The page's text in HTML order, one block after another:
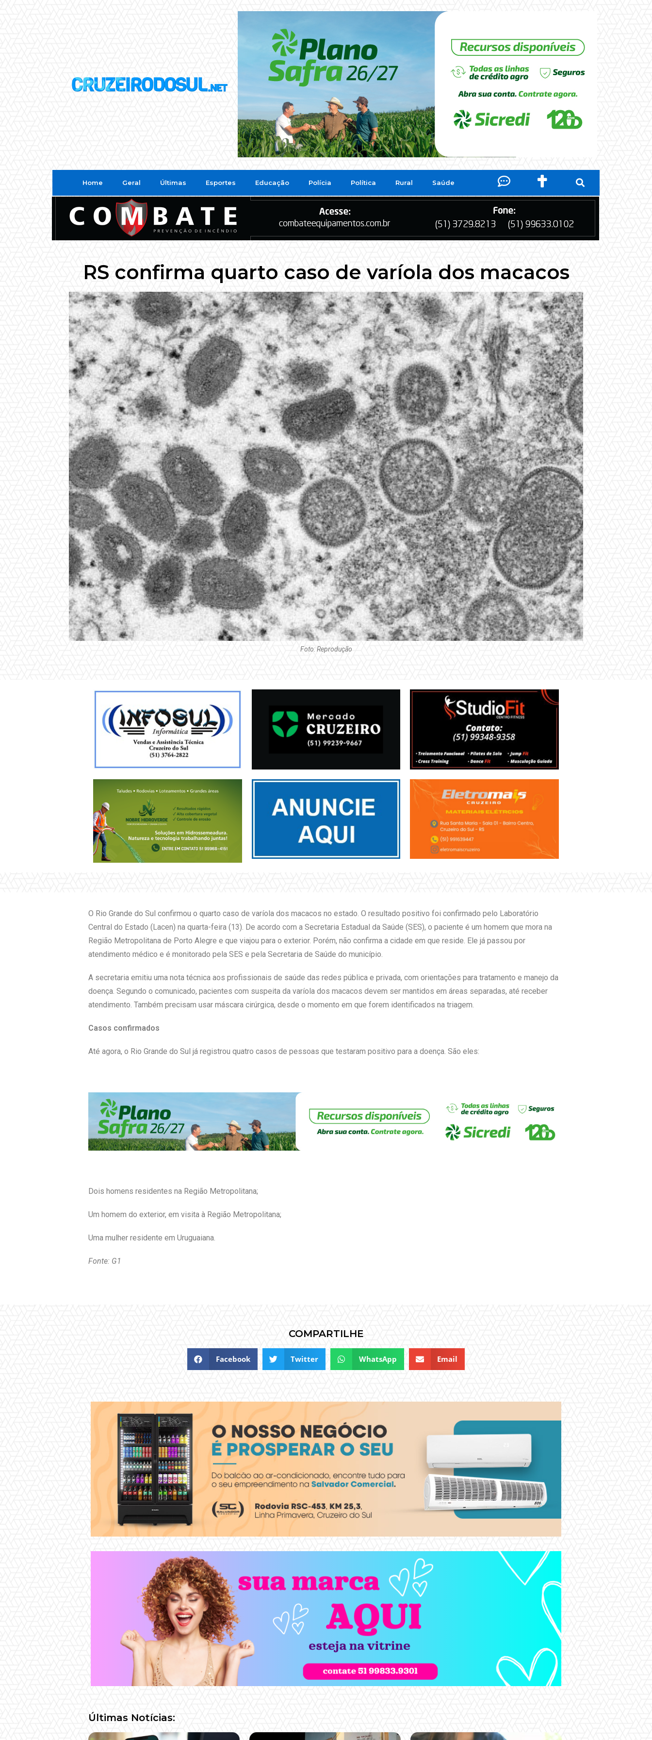
Home Geral Últimas Esportes Educação Polícia Política Rural Saúde
RS confirma quarto caso de varíola dos macacos
Foto: Reprodução
O Rio Grande do Sul confirmou o quarto caso de varíola dos macacos no estado. O resultado positivo foi confirmado pelo Laboratório
Central do Estado (Lacen) na quarta-feira (13). De acordo com a Secretaria Estadual da Saúde (SES), o paciente é um homem que mora na
Região Metropolitana de Porto Alegre e que viajou para o exterior. Porém, não confirma a cidade em que reside. Ele já passou por
atendimento médico e é monitorado pela SES e pela Secretaria de Saúde do município.
A secretaria emitiu uma nota técnica aos profissionais de saúde das redes pública e privada, com orientações para tratamento e manejo da
doença. Segundo o comunicado, pacientes com suspeita da varíola dos macacos devem ser mantidos em áreas separadas, até receber
atendimento. Também precisam usar máscara cirúrgica, desde o momento em que forem identificados na triagem.
Casos confirmados
Até agora, o Rio Grande do Sul já registrou quatro casos de pessoas que testaram positivo para a doença. São eles:
Dois homens residentes na Região Metropolitana;
Um homem do exterior, em visita à Região Metropolitana;
Uma mulher residente em Uruguaiana.
Fonte: G1
COMPARTILHE
Facebook Twitter WhatsApp Email
Últimas Notícias: